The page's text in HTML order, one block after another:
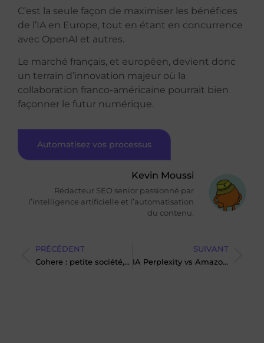
C’est la seule façon de maximiser les bénéfices
de l’IA en Europe, tout en étant en concurrence
avec OpenAI et autres.
Le marché français, et européen, devient donc
un terrain d’innovation majeur où la
collaboration franco-américaine pourrait bien
façonner le futur numérique.
Automatisez vos processus
Kevin Moussi
Rédacteur SEO senior passionné par
l’intelligence artificielle et l’automatisation
du contenu.
PRÉCÉDENT
Cohere : petite société, grands défis face aux géants de l’IA ?
SUIVANT
IA Perplexity vs Amazon : la guerre de l’IA pour faire vos courses à votre place est déclarée